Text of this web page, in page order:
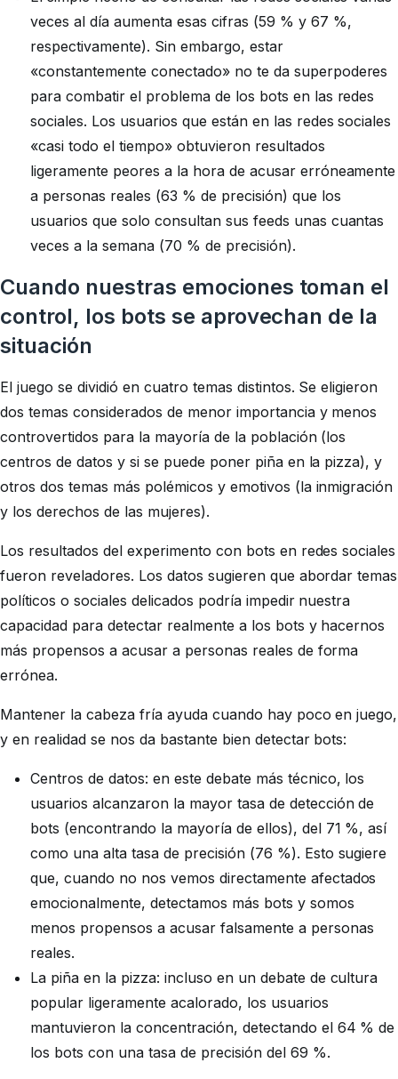
veces al día aumenta esas cifras (59 % y 67 %,
respectivamente). Sin embargo, estar
«constantemente conectado» no te da superpoderes
para combatir el problema de los bots en las redes
sociales. Los usuarios que están en las redes sociales
«casi todo el tiempo» obtuvieron resultados
ligeramente peores a la hora de acusar erróneamente
a personas reales (63 % de precisión) que los
usuarios que solo consultan sus feeds unas cuantas
veces a la semana (70 % de precisión).
Cuando nuestras emociones toman el
control, los bots se aprovechan de la
situación
El juego se dividió en cuatro temas distintos. Se eligieron
dos temas considerados de menor importancia y menos
controvertidos para la mayoría de la población (los
centros de datos y si se puede poner piña en la pizza), y
otros dos temas más polémicos y emotivos (la inmigración
y los derechos de las mujeres).
Los resultados del experimento con bots en redes sociales
fueron reveladores. Los datos sugieren que abordar temas
políticos o sociales delicados podría impedir nuestra
capacidad para detectar realmente a los bots y hacernos
más propensos a acusar a personas reales de forma
errónea.
Mantener la cabeza fría ayuda cuando hay poco en juego,
y en realidad se nos da bastante bien detectar bots:
Centros de datos: en este debate más técnico, los
usuarios alcanzaron la mayor tasa de detección de
bots (encontrando la mayoría de ellos), del 71 %, así
como una alta tasa de precisión (76 %). Esto sugiere
que, cuando no nos vemos directamente afectados
emocionalmente, detectamos más bots y somos
menos propensos a acusar falsamente a personas
reales.
La piña en la pizza: incluso en un debate de cultura
popular ligeramente acalorado, los usuarios
mantuvieron la concentración, detectando el 64 % de
los bots con una tasa de precisión del 69 %.